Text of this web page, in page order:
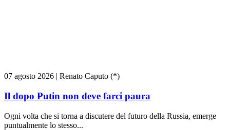
07 agosto 2026 | Renato Caputo (*)
Il dopo Putin non deve farci paura
Ogni volta che si torna a discutere del futuro della Russia, emerge
puntualmente lo stesso...